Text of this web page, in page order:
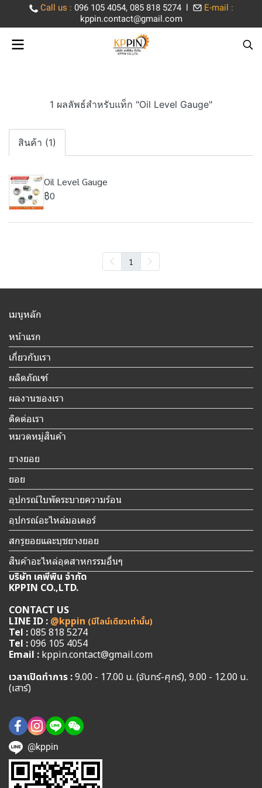
Call us : 096 105 4054, 085 818 5274 l
E-mail :
kppin.contact@gmail.com
1 ผลลัพธ์สำหรับแท็ก "Oil Level Gauge"
สินค้า (1)
Oil Level Gauge
฿0
1
เมนูหลัก
หน้าแรก
เกี่ยวกับเรา
ผลิตภัณฑ์
ผลงานของเรา
ติดต่อเรา
หมวดหมู่สินค้า
ยางยอย
ยอย
อุปกรณ์ใบพัดระบายความร้อน
อุปกรณ์อะไหล่มอเตอร์
สกรูยอยและบุชยางยอย
สินค้าอะไหล่อุตสาหกรรมอื่นๆ
บริษัท เคพีพิน จำกัด
KPPIN CO.,LTD.
CONTACT US
LINE ID : @kppin (มีไลน์เดียวเท่านั้น)
Tel :085 818 5274
Tel :096 105 4054
Email : kppin.contact@gmail.com
เวลาเปิดทำการ :9.00 - 17.00 น. (จันทร์-ศุกร์), 9.00 - 12.00 น.
(เสาร์)
@kppin